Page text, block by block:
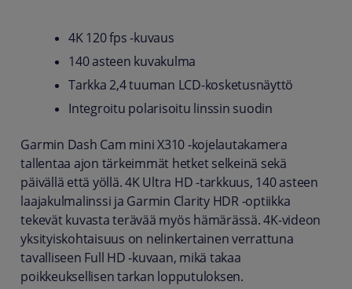
4K 120 fps -kuvaus
140 asteen kuvakulma
Tarkka 2,4 tuuman LCD-kosketusnäyttö
Integroitu polarisoitu linssin suodin
Garmin Dash Cam mini X310 -kojelautakamera
tallentaa ajon tärkeimmät hetket selkeinä sekä
päivällä että yöllä. 4K Ultra HD -tarkkuus, 140 asteen
laajakulmalinssi ja Garmin Clarity HDR -optiikka
tekevät kuvasta terävää myös hämärässä. 4K-videon
yksityiskohtaisuus on nelinkertainen verrattuna
tavalliseen Full HD -kuvaan, mikä takaa
poikkeuksellisen tarkan lopputuloksen.